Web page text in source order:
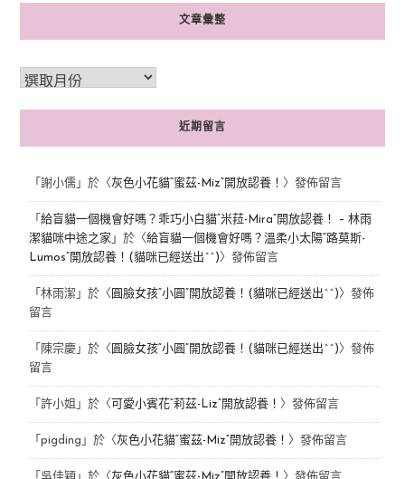
文章彙整
近期留言
「 謝小儒」於〈灰色小花貓“蜜茲-Miz”開放認養！ 〉發佈留言
「 給盲貓一個機會好嗎？乖巧小白貓“米菈-Mira”開放認養！ – 林雨
潔貓咪中途之家 」於〈給盲貓一個機會好嗎？溫柔小太陽“路莫斯-
Lumos”開放認養！(貓咪已經送出^^)〉發佈留言
「 林雨潔 」於〈 圓臉女孩“小圓”開放認養！(貓咪已經送出^^)〉發佈
留言
「 陳宗慶」於〈 圓臉女孩“小圓”開放認養！(貓咪已經送出^^)〉發佈
留言
「 許小姐 」於〈 可愛小賓花“莉茲-Liz”開放認養！ 〉發佈留言
「 pigding 」於〈灰色小花貓“蜜茲-Miz”開放認養！ 〉發佈留言